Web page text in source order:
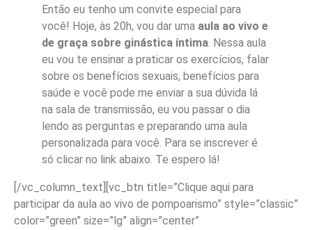
Então eu tenho um convite especial para
você! Hoje, às 20h, vou dar uma aula ao vivo e
de graça sobre ginástica íntima. Nessa aula
eu vou te ensinar a praticar os exercícios, falar
sobre os benefícios sexuais, benefícios para
saúde e você pode me enviar a sua dúvida lá
na sala de transmissão, eu vou passar o dia
lendo as perguntas e preparando uma aula
personalizada para você. Para se inscrever é
só clicar no link abaixo. Te espero lá!
[/vc_column_text][vc_btn title=”Clique aqui para
participar da aula ao vivo de pompoarismo” style=”classic”
color=”green” size=”lg” align=”center”